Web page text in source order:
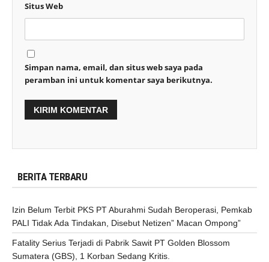
Situs Web
Simpan nama, email, dan situs web saya pada
peramban ini untuk komentar saya berikutnya.
BERITA TERBARU
Izin Belum Terbit PKS PT Aburahmi Sudah Beroperasi, Pemkab
PALI Tidak Ada Tindakan, Disebut Netizen” Macan Ompong”
Fatality Serius Terjadi di Pabrik Sawit PT Golden Blossom
Sumatera (GBS), 1 Korban Sedang Kritis.